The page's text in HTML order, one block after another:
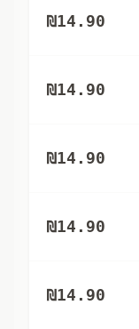
₪14.90
₪14.90
₪14.90
₪14.90
₪14.90